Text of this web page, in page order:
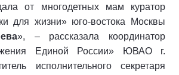
от многодетных мам куратор
для жизни» юго-востока Москвы
», – рассказала координатор
Единой России» ЮВАО г.
исполнительного секретаря